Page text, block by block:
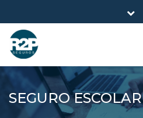
R2P Corretora de Seguros -
Seg - Sex: 09:00 às 18:00
SEGURO ESCOLAR